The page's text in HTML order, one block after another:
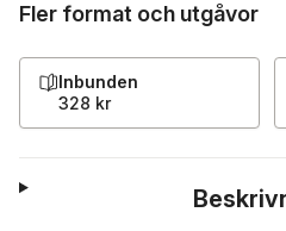
Fler format och utgåvor
Inbunden
328 kr